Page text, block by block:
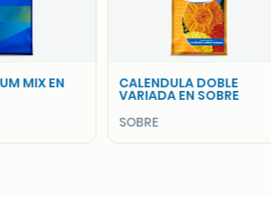
CENTAUREA MIX EN
SOBRE
SOBRE